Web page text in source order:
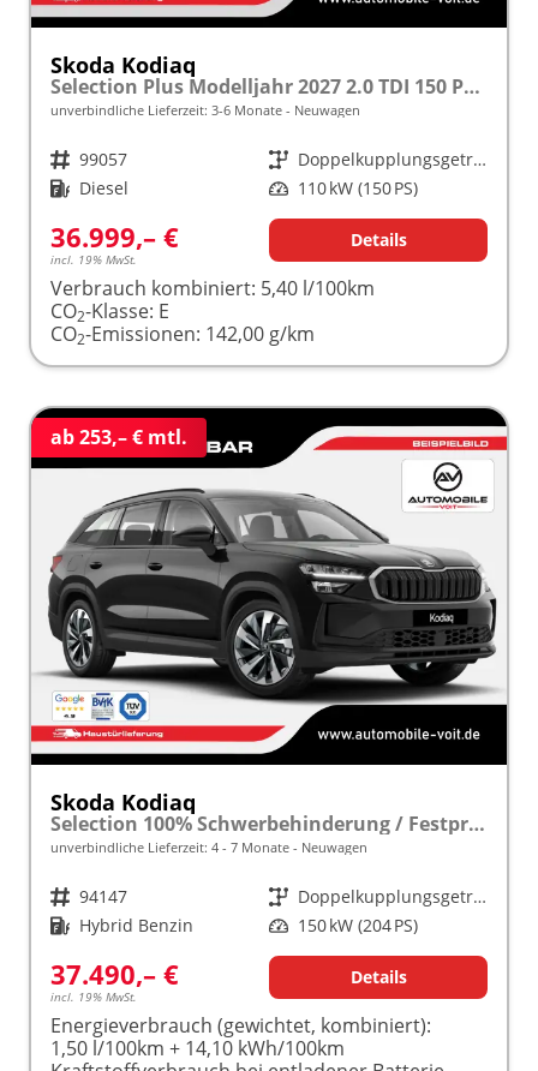
Skoda Kodiaq
Selection Plus Modelljahr 2027 2.0 TDI 150 PS DSG TEMPOMAT/R.KAMERA/SHZ/LED/LENKRADHEIZUNG frei konfigurierbar!
unverbindliche Lieferzeit: 3-6 Monate Neuwagen
Fahrzeugnr. 99057 Getriebe
Doppelkupplungsgetriebe (DSG)
Kraftstoff Diesel Leistung 110 kW (150 PS)
36.999,– €
incl. 19% MwSt.
Details
Verbrauch kombiniert: 5,40 l/100km
CO2-Klasse: E
CO2-Emissionen: 142,00 g/km
ab 253,– € mtl.
Skoda Kodiaq
Selection 100% Schwerbehinderung / Festpreisgarantie* Modelljahr 1.5 TSI iV PLUG-IN-HYBRID 204PS DSG "Sonderangebot bei Schwerbehinderung" frei konfigurierbar!
unverbindliche Lieferzeit: 4 - 7 Monate Neuwagen
Fahrzeugnr. 94147 Getriebe
Doppelkupplungsgetriebe (DSG)
Kraftstoff Hybrid Benzin Leistung 150 kW (204 PS)
37.490,– €
incl. 19% MwSt.
Details
Energieverbrauch (gewichtet, kombiniert):
1,50 l/100km + 14,10 kWh/100km